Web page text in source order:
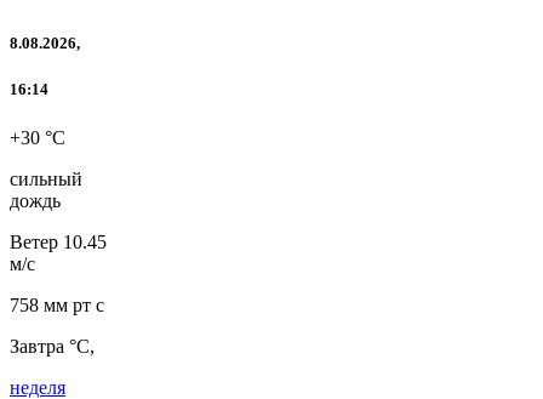
8.08.2026,
16:14
+30 °C
сильный
дождь
Ветер 10.45
м/с
758 мм рт с
Завтра °C,
неделя